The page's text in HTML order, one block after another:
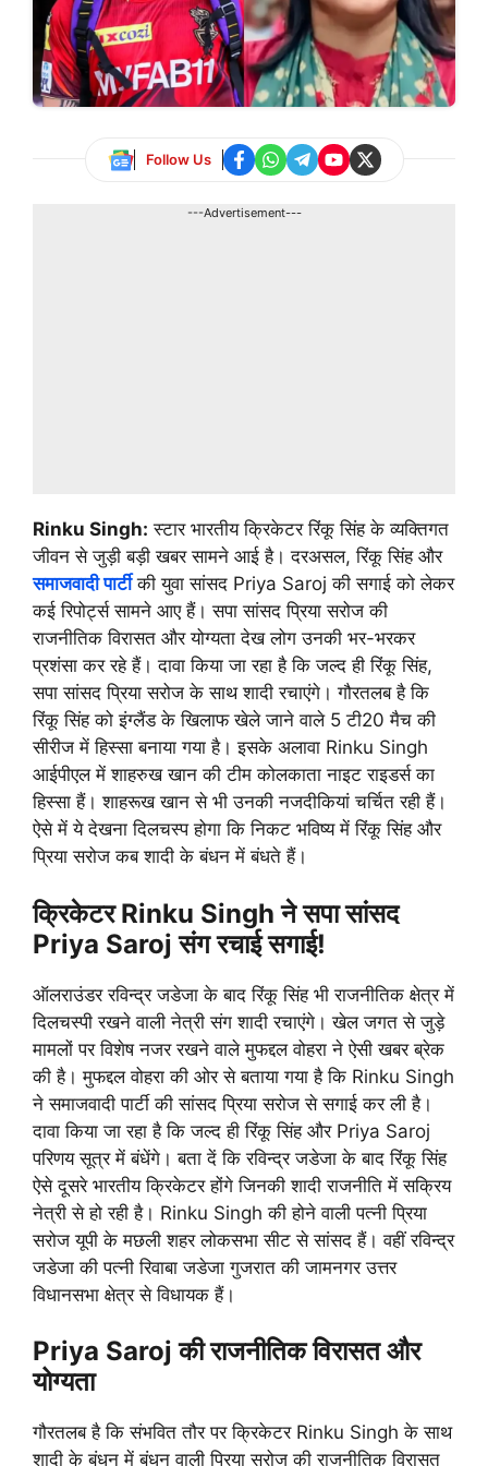
Follow Us
---Advertisement---
Rinku Singh: स्टार भारतीय क्रिकेटर रिंकू सिंह के व्यक्तिगत
जीवन से जुड़ी बड़ी खबर सामने आई है। दरअसल, रिंकू सिंह और
समाजवादी पार्टीकी युवा सांसद Priya Saroj की सगाई को लेकर
कई रिपोर्ट्स सामने आए हैं। सपा सांसद प्रिया सरोज की
राजनीतिक विरासत और योग्यता देख लोग उनकी भर-भरकर
प्रशंसा कर रहे हैं। दावा किया जा रहा है कि जल्द ही रिंकू सिंह,
सपा सांसद प्रिया सरोज के साथ शादी रचाएंगे। गौरतलब है कि
रिंकू सिंह को इंग्लैंड के खिलाफ खेले जाने वाले 5 टी20 मैच की
सीरीज में हिस्सा बनाया गया है। इसके अलावा Rinku Singh
आईपीएल में शाहरुख खान की टीम कोलकाता नाइट राइडर्स का
हिस्सा हैं। शाहरूख खान से भी उनकी नजदीकियां चर्चित रही हैं।
ऐसे में ये देखना दिलचस्प होगा कि निकट भविष्य में रिंकू सिंह और
प्रिया सरोज कब शादी के बंधन में बंधते हैं।
क्रिकेटर Rinku Singh ने सपा सांसद
Priya Saroj संग रचाई सगाई!
ऑलराउंडर रविन्द्र जडेजा के बाद रिंकू सिंह भी राजनीतिक क्षेत्र में
दिलचस्पी रखने वाली नेत्री संग शादी रचाएंगे। खेल जगत से जुड़े
मामलों पर विशेष नजर रखने वाले मुफद्दल वोहरा ने ऐसी खबर ब्रेक
की है। मुफद्दल वोहरा की ओर से बताया गया है कि Rinku Singh
ने समाजवादी पार्टी की सांसद प्रिया सरोज से सगाई कर ली है।
दावा किया जा रहा है कि जल्द ही रिंकू सिंह और Priya Saroj
परिणय सूत्र में बंधेंगे। बता दें कि रविन्द्र जडेजा के बाद रिंकू सिंह
ऐसे दूसरे भारतीय क्रिकेटर होंगे जिनकी शादी राजनीति में सक्रिय
नेत्री से हो रही है। Rinku Singh की होने वाली पत्नी प्रिया
सरोज यूपी के मछली शहर लोकसभा सीट से सांसद हैं। वहीं रविन्द्र
जडेजा की पत्नी रिवाबा जडेजा गुजरात की जामनगर उत्तर
विधानसभा क्षेत्र से विधायक हैं।
Priya Saroj की राजनीतिक विरासत और
योग्यता
गौरतलब है कि संभवित तौर पर क्रिकेटर Rinku Singh के साथ
शादी के बंधन में बंधन वाली प्रिया सरोज की राजनीतिक विरासत